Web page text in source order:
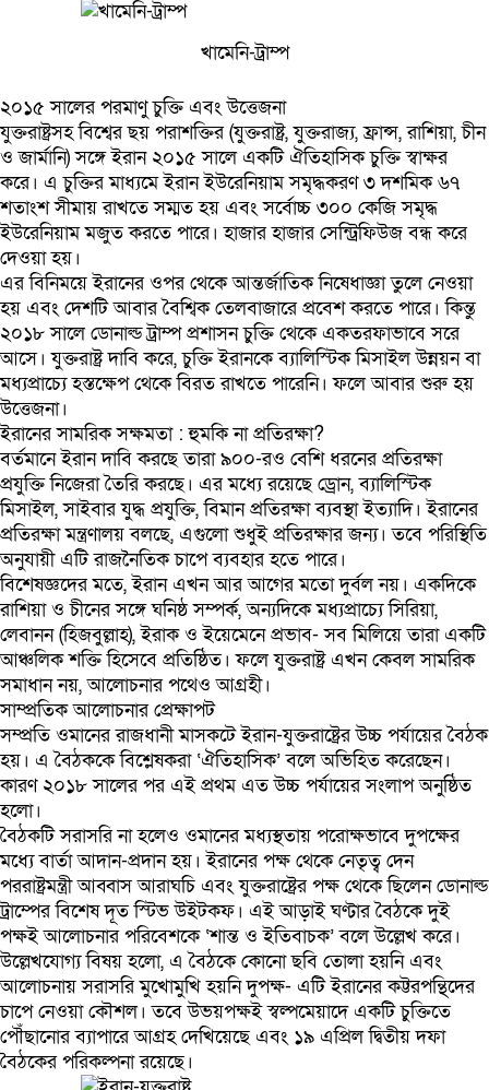
খামেনি-ট্রাম্প
২০১৫ সালের পরমাণু চুক্তি এবং উত্তেজনা
যুক্তরাষ্ট্রসহ বিশ্বের ছয় পরাশক্তির (যুক্তরাষ্ট্র, যুক্তরাজ্য, ফ্রান্স, রাশিয়া, চীন
ও জার্মানি) সঙ্গে ইরান ২০১৫ সালে একটি ঐতিহাসিক চুক্তি স্বাক্ষর
করে। এ চুক্তির মাধ্যমে ইরান ইউরেনিয়াম সমৃদ্ধকরণ ৩ দশমিক ৬৭
শতাংশ সীমায় রাখতে সম্মত হয় এবং সর্বোচ্চ ৩০০ কেজি সমৃদ্ধ
ইউরেনিয়াম মজুত করতে পারে। হাজার হাজার সেন্ট্রিফিউজ বন্ধ করে
দেওয়া হয়।
এর বিনিময়ে ইরানের ওপর থেকে আন্তর্জাতিক নিষেধাজ্ঞা তুলে নেওয়া
হয় এবং দেশটি আবার বৈশ্বিক তেলবাজারে প্রবেশ করতে পারে। কিন্তু
২০১৮ সালে ডোনাল্ড ট্রাম্প প্রশাসন চুক্তি থেকে একতরফাভাবে সরে
আসে। যুক্তরাষ্ট্র দাবি করে, চুক্তি ইরানকে ব্যালিস্টিক মিসাইল উন্নয়ন বা
মধ্যপ্রাচ্যে হস্তক্ষেপ থেকে বিরত রাখতে পারেনি। ফলে আবার শুরু হয়
উত্তেজনা।
ইরানের সামরিক সক্ষমতা : হুমকি না প্রতিরক্ষা?
বর্তমানে ইরান দাবি করছে তারা ৯০০-রও বেশি ধরনের প্রতিরক্ষা
প্রযুক্তি নিজেরা তৈরি করছে। এর মধ্যে রয়েছে ড্রোন, ব্যালিস্টিক
মিসাইল, সাইবার যুদ্ধ প্রযুক্তি, বিমান প্রতিরক্ষা ব্যবস্থা ইত্যাদি। ইরানের
প্রতিরক্ষা মন্ত্রণালয় বলছে, এগুলো শুধুই প্রতিরক্ষার জন্য। তবে পরিস্থিতি
অনুযায়ী এটি রাজনৈতিক চাপে ব্যবহার হতে পারে।
বিশেষজ্ঞদের মতে, ইরান এখন আর আগের মতো দুর্বল নয়। একদিকে
রাশিয়া ও চীনের সঙ্গে ঘনিষ্ঠ সম্পর্ক, অন্যদিকে মধ্যপ্রাচ্যে সিরিয়া,
লেবানন (হিজবুল্লাহ), ইরাক ও ইয়েমেনে প্রভাব- সব মিলিয়ে তারা একটি
আঞ্চলিক শক্তি হিসেবে প্রতিষ্ঠিত। ফলে যুক্তরাষ্ট্র এখন কেবল সামরিক
সমাধান নয়, আলোচনার পথেও আগ্রহী।
সাম্প্রতিক আলোচনার প্রেক্ষাপট
সম্প্রতি ওমানের রাজধানী মাসকটে ইরান-যুক্তরাষ্ট্রের উচ্চ পর্যায়ের বৈঠক
হয়। এ বৈঠককে বিশ্লেষকরা ‘ঐতিহাসিক’ বলে অভিহিত করেছেন।
কারণ ২০১৮ সালের পর এই প্রথম এত উচ্চ পর্যায়ের সংলাপ অনুষ্ঠিত
হলো।
বৈঠকটি সরাসরি না হলেও ওমানের মধ্যস্থতায় পরোক্ষভাবে দুপক্ষের
মধ্যে বার্তা আদান-প্রদান হয়। ইরানের পক্ষ থেকে নেতৃত্ব দেন
পররাষ্ট্রমন্ত্রী আব্বাস আরাঘচি এবং যুক্তরাষ্ট্রের পক্ষ থেকে ছিলেন ডোনাল্ড
ট্রাম্পের বিশেষ দূত স্টিভ উইটকফ। এই আড়াই ঘণ্টার বৈঠকে দুই
পক্ষই আলোচনার পরিবেশকে ‘শান্ত ও ইতিবাচক’ বলে উল্লেখ করে।
উল্লেখযোগ্য বিষয় হলো, এ বৈঠকে কোনো ছবি তোলা হয়নি এবং
আলোচনায় সরাসরি মুখোমুখি হয়নি দুপক্ষ- এটি ইরানের কট্টরপন্থিদের
চাপে নেওয়া কৌশল। তবে উভয়পক্ষই স্বল্পমেয়াদে একটি চুক্তিতে
পৌঁছানোর ব্যাপারে আগ্রহ দেখিয়েছে এবং ১৯ এপ্রিল দ্বিতীয় দফা
বৈঠকের পরিকল্পনা রয়েছে।